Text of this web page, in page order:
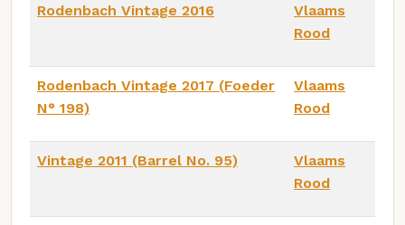
Rodenbach Vintage 2016
Vlaams
Rood
Rodenbach Vintage 2017 (Foeder
N° 198)
Vlaams
Rood
Vintage 2011 (Barrel No. 95)
Vlaams
Rood